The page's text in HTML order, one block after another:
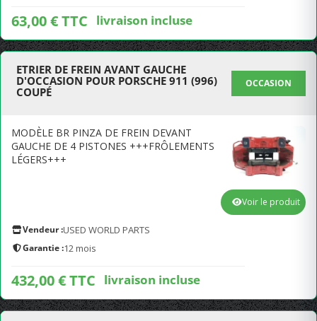
63,00 € TTC livraison incluse
ETRIER DE FREIN AVANT GAUCHE
D'OCCASION POUR PORSCHE 911 (996)
COUPÉ
OCCASION
MODÈLE BR PINZA DE FREIN DEVANT
GAUCHE DE 4 PISTONES +++FRÔLEMENTS
LÉGERS+++
Vendeur :USED WORLD PARTS
Garantie :12 mois
432,00 € TTC livraison incluse
Voir le produit